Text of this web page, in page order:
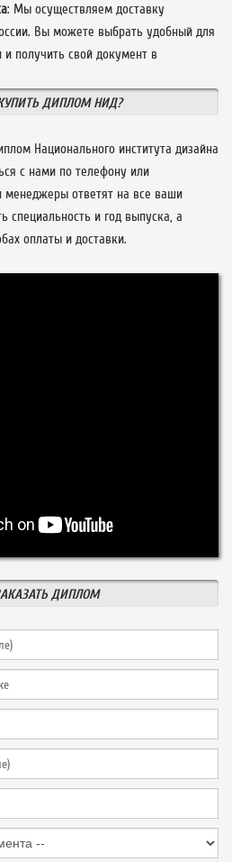
: Мы осуществляем доставку
Вы можете выбрать удобный для
и получить свой документ в
ДИПЛОМ НИД?
Национального института дизайна
с нами по телефону или
менеджеры ответят на все ваши
специальность и год выпуска, а
оплаты и доставки.
ДИПЛОМ